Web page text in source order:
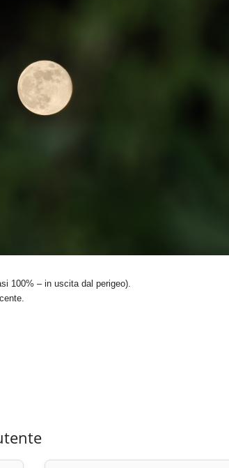
100% – in uscita dal perigeo).